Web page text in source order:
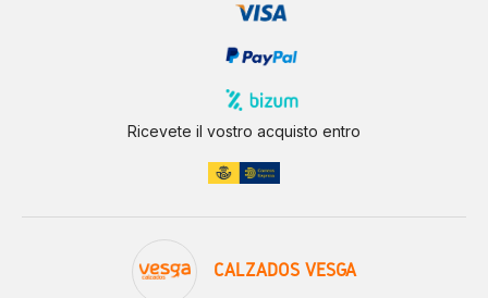
Ricevete il vostro acquisto entro
CALZADOS VESGA